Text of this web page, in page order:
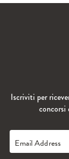
Iscriviti per
concorsi
Email Address